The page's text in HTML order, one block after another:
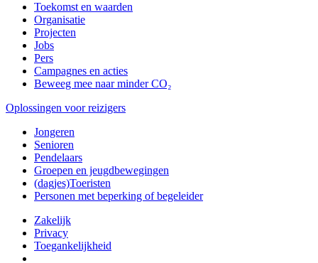
Toekomst en waarden
Organisatie
Projecten
Jobs
Pers
Campagnes en acties
Beweeg mee naar minder CO₂
Oplossingen voor reizigers
Jongeren
Senioren
Pendelaars
Groepen en jeugdbewegingen
(dagjes)Toeristen
Personen met beperking of begeleider
Zakelijk
Privacy
Toegankelijkheid